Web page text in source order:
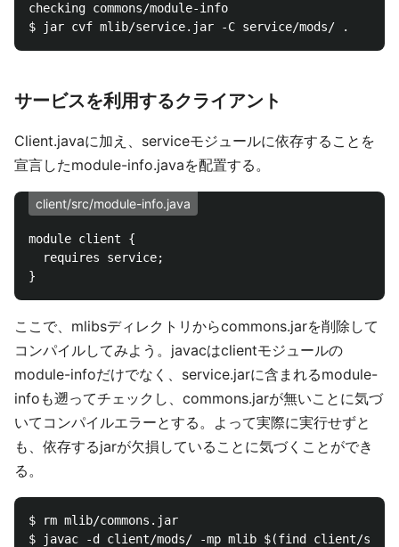
checking commons/module-info
サービスを利用するクライアント
Client.javaに加え、serviceモジュールに依存することを
宣言したmodule-info.javaを配置する。
client/src/module-info.java
module client {
  requires service;
ここで、mlibsディレクトリからcommons.jarを削除して
コンパイルしてみよう。javacはclientモジュールの
module-infoだけでなく、service.jarに含まれるmodule-
infoも遡ってチェックし、commons.jarが無いことに気づ
いてコンパイルエラーとする。よって実際に実行せずと
も、依存するjarが欠損していることに気づくことができ
る。
$ rm mlib/commons.jar
$ javac -d client/mods/ -mp mlib $(find client/src -